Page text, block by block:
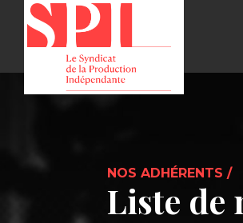
NOS ADHÉRENTS /
Liste de